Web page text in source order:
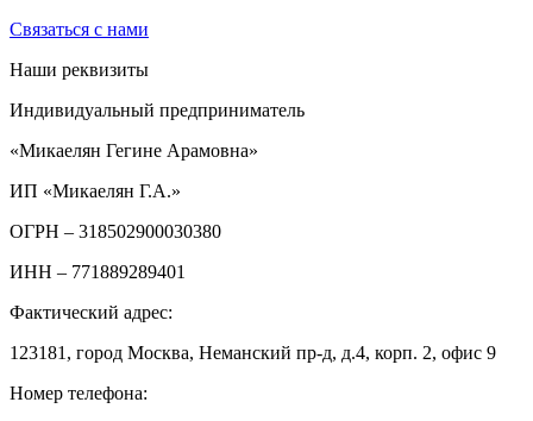
Связаться с нами
Наши реквизиты
Индивидуальный предприниматель
«Микаелян Гегине Арамовна»
ИП «Микаелян Г.А.»
ОГРН – 318502900030380
ИНН – 771889289401
Фактический адрес:
123181, город Москва, Неманский пр-д, д.4, корп. 2, офис 9
Номер телефона: